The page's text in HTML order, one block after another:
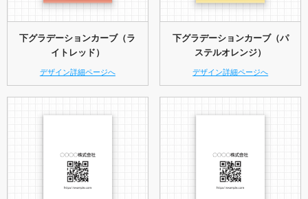
下グラデーションカーブ（ラ
イトレッド）
デザイン詳細ページへ
下グラデーションカーブ（パ
ステルオレンジ）
デザイン詳細ページへ